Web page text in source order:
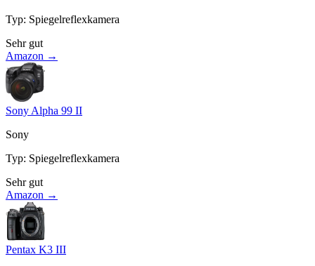
Typ: Spiegelreflexkamera
Sehr gut
Amazon →
Sony Alpha 99 II
Sony
Typ: Spiegelreflexkamera
Sehr gut
Amazon →
Pentax K3 III